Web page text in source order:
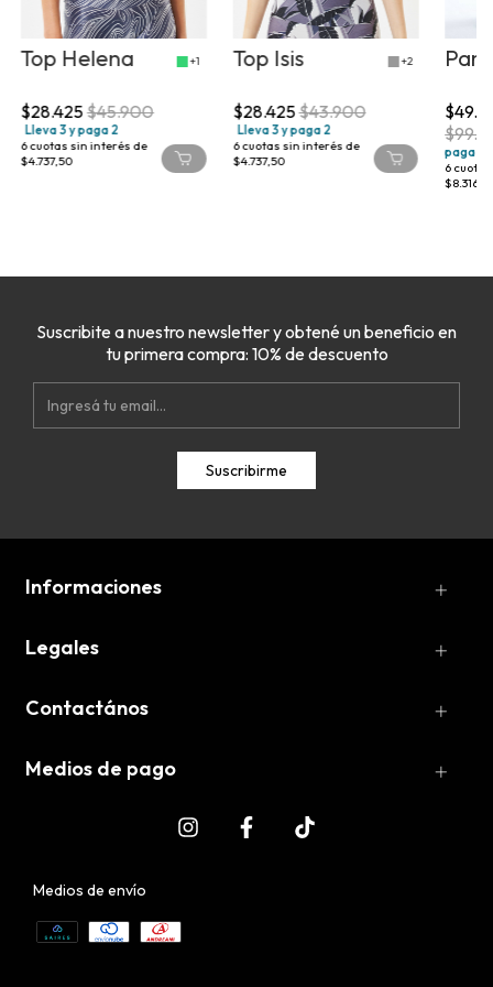
Top Helena +1
$28.425 $45.900
Lleva 3 y paga 2
6cuotas sin interés de
$4.737,50
Top Isis +2
$28.425$43.900
Lleva 3 y paga 2
6cuotas sin interés de
$4.737,50
paga 2
6
Suscribite a nuestro newsletter y obtené un beneficio en
tu primera compra: 10% de descuento
Informaciones
Legales
Contactános
Medios de pago
Medios de envío